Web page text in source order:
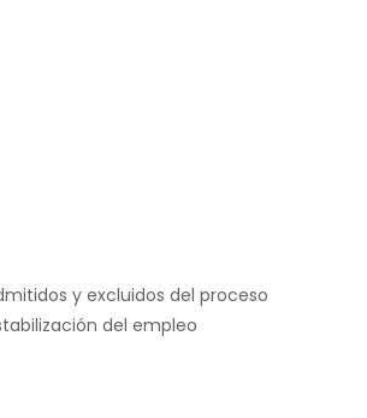
y excluidos del proceso
del empleo